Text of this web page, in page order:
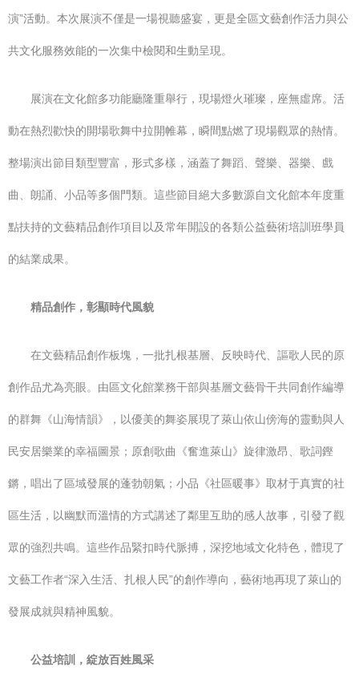
演”活動。本次展演不僅是一場視聽盛宴，更是全區文藝創作活力與公
共文化服務效能的一次集中檢閱和生動呈現。
展演在文化館多功能廳隆重舉行，現場燈火璀璨，座無虛席。活
動在熱烈歡快的開場歌舞中拉開帷幕，瞬間點燃了現場觀眾的熱情。
整場演出節目類型豐富，形式多樣，涵蓋了舞蹈、聲樂、器樂、戲
曲、朗誦、小品等多個門類。這些節目絕大多數源自文化館本年度重
點扶持的文藝精品創作項目以及常年開設的各類公益藝術培訓班學員
的結業成果。
精品創作，彰顯時代風貌
在文藝精品創作板塊，一批扎根基層、反映時代、謳歌人民的原
創作品尤為亮眼。由區文化館業務干部與基層文藝骨干共同創作編導
的群舞《山海情韻》，以優美的舞姿展現了萊山依山傍海的靈動與人
民安居樂業的幸福圖景；原創歌曲《奮進萊山》旋律激昂、歌詞鏗
鏘，唱出了區域發展的蓬勃朝氣；小品《社區暖事》取材于真實的社
區生活，以幽默而溫情的方式講述了鄰里互助的感人故事，引發了觀
眾的強烈共鳴。這些作品緊扣時代脈搏，深挖地域文化特色，體現了
文藝工作者“深入生活、扎根人民”的創作導向，藝術地再現了萊山的
發展成就與精神風貌。
公益培訓，綻放百姓風采